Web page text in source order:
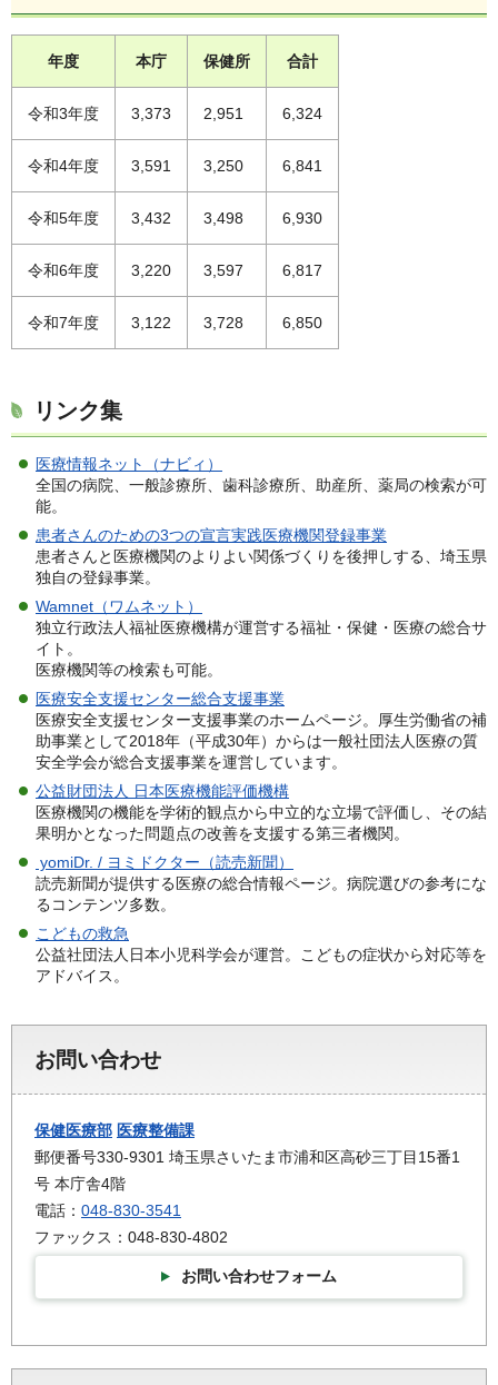
年度 本庁 保健所 合計
令和3年度 3,373 2,951 6,324
令和4年度 3,591 3,250 6,841
令和5年度 3,432 3,498 6,930
令和6年度 3,220 3,597 6,817
令和7年度 3,122 3,728 6,850
リンク集
医療情報ネット（ナビィ）
全国の病院、一般診療所、歯科診療所、助産所、薬局の検索が可
能。
患者さんのための3つの宣言実践医療機関登録事業
患者さんと医療機関のよりよい関係づくりを後押しする、埼玉県
独自の登録事業。
Wamnet（ワムネット）
独立行政法人福祉医療機構が運営する福祉・保健・医療の総合サ
イト。
医療機関等の検索も可能。
医療安全支援センター総合支援事業
医療安全支援センター支援事業のホームページ。厚生労働省の補
助事業として2018年（平成30年）からは一般社団法人医療の質
安全学会が総合支援事業を運営しています。
公益財団法人 日本医療機能評価機構
医療機関の機能を学術的観点から中立的な立場で評価し、その結
果明かとなった問題点の改善を支援する第三者機関。
yomiDr. / ヨミドクター（読売新聞）
読売新聞が提供する医療の総合情報ページ。病院選びの参考にな
るコンテンツ多数。
こどもの救急
公益社団法人日本小児科学会が運営。こどもの症状から対応等を
アドバイス。
お問い合わせ
保健医療部 医療整備課
郵便番号330-9301 埼玉県さいたま市浦和区高砂三丁目15番1
号 本庁舎4階
電話： 048-830-3541
ファックス：048-830-4802
お問い合わせフォーム